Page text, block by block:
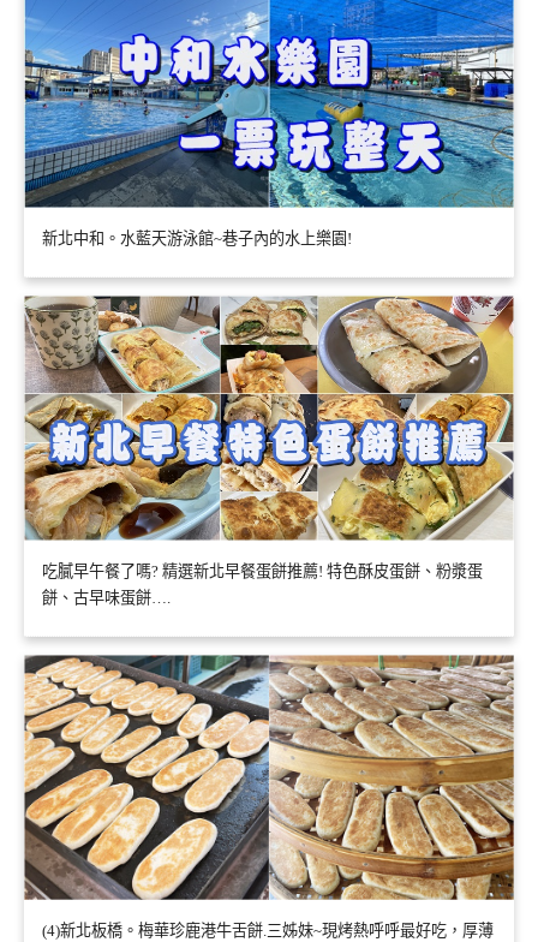
新北中和。水藍天游泳館~巷子內的水上樂園!
吃膩早午餐了嗎? 精選新北早餐蛋餅推薦! 特色酥皮蛋餅、粉漿蛋
餅、古早味蛋餅….
(4)新北板橋。梅華珍鹿港牛舌餅.三姊妹~現烤熱呼呼最好吃，厚薄